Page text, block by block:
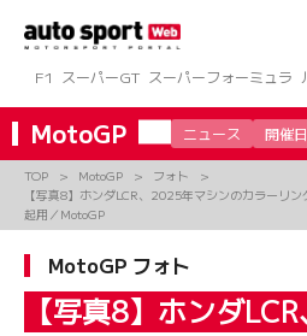
ツ
へ
ス
キ
F1 スーパーGT スーパーフォーミュラ
MotoGP ニュース 開催
TOP MotoGP
フォト
【写真8】ホンダLCR、2025年マシンのカラーリ
起用／MotoGP
MotoGP フォト
【写真8】ホンダ